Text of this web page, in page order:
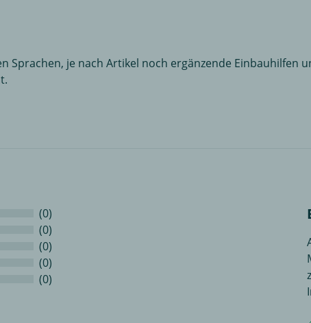
Sprachen, je nach Artikel noch ergänzende Einbauhilfen
(0)
(0)
(0)
(0)
(0)